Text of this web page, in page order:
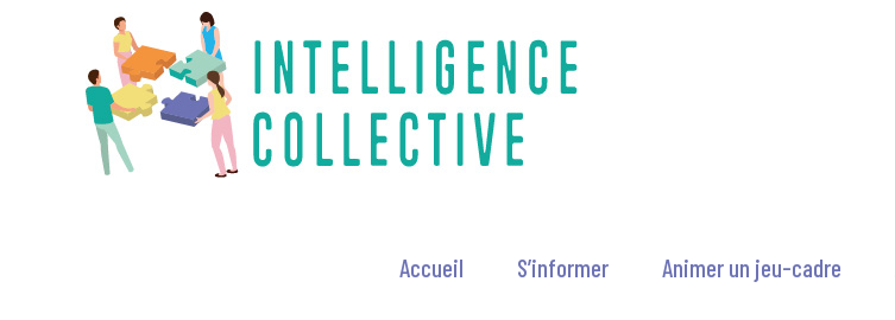
Accueil S’informer Animer un jeu-cadre